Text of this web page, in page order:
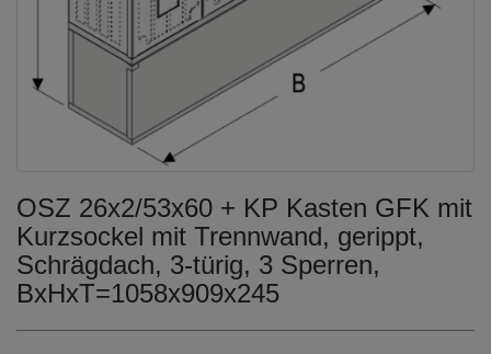
OSZ 26x2/53x60 + KP Kasten GFK mit
Kurzsockel mit Trennwand, gerippt,
Schrägdach, 3-türig, 3 Sperren,
BxHxT=1058x909x245